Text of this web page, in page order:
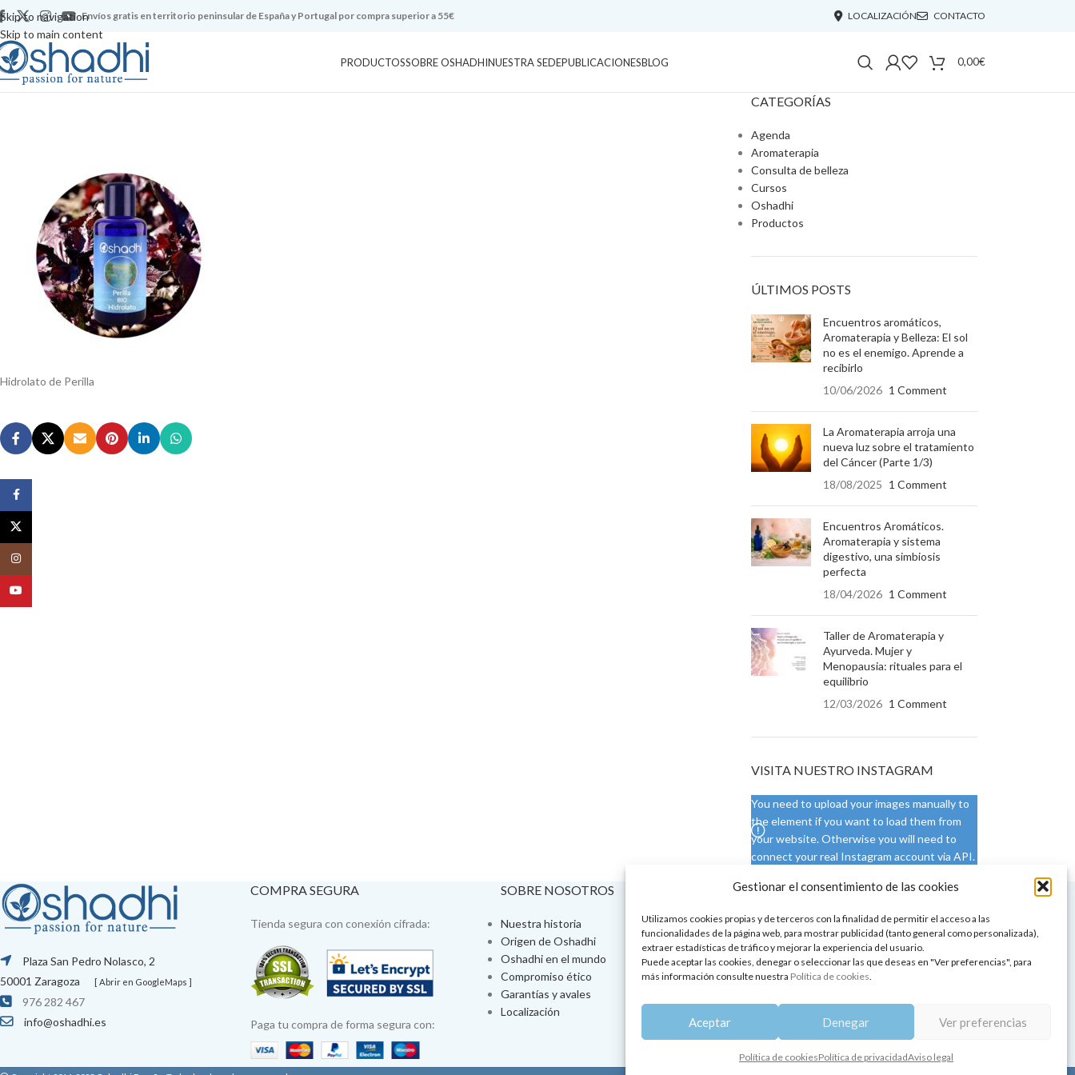
Gestionar el consentimiento de las cookies
Utilizamos cookies propias y de terceros con la finalidad de permitir el acceso a las
funcionalidades de la página web, para mostrar publicidad (tanto general como personalizada),
extraer estadísticas de tráfico y mejorar la experiencia del usuario.
Puede aceptar las cookies, denegar o seleccionar las que deseas en "Ver preferencias", para
más información consulte nuestra Política de cookies.
Aceptar Denegar Ver preferencias
Política de cookiesPolítica de privacidadAviso legal
Skip to navigation
Skip to main content
Envíos gratis en territorio peninsular de España y Portugal por compra superior a 55€ LOCALIZACIÓN CONTACTO
PRODUCTOSSOBRE OSHADHINUESTRA SEDEPUBLICACIONESBLOG 0,00€
Hidrolato de Perilla
CATEGORÍAS
Agenda
Aromaterapia
Consulta de belleza
Cursos
Oshadhi
Productos
ÚLTIMOS POSTS
Encuentros aromáticos,
Aromaterapia y Belleza: El sol
no es el enemigo. Aprende a
recibirlo
10/06/2026 1 Comment
La Aromaterapia arroja una
nueva luz sobre el tratamiento
del Cáncer (Parte 1/3)
18/08/2025 1 Comment
Encuentros Aromáticos.
Aromaterapia y sistema
digestivo, una simbiosis
perfecta
18/04/2026 1 Comment
Taller de Aromaterapia y
Ayurveda. Mujer y
Menopausia: rituales para el
equilibrio
12/03/2026 1 Comment
VISITA NUESTRO INSTAGRAM
You need to upload your images manually to
the element if you want to load them from
your website. Otherwise you will need to
connect your real Instagram account via API.
Plaza San Pedro Nolasco, 2
50001 Zaragoza
[ Abrir en GoogleMaps ]
976 282 467
info@oshadhi.es
COMPRA SEGURA
Tienda segura con conexión cifrada:
Paga tu compra de forma segura con:
SOBRE NOSOTROS
Nuestra historia
Origen de Oshadhi
Oshadhi en el mundo
Compromiso ético
Garantías y avales
Localización
VISÍTA NUESTRA SEDE
Tienda física
Talleres de aromaterapia
Tratamientos de belleza
Ayurveda
Aromaterapia y bienestar
CONDICIONES DE USO
Condiciones generales
Cambios y devoluciones
Formas de pago
Formas de envío